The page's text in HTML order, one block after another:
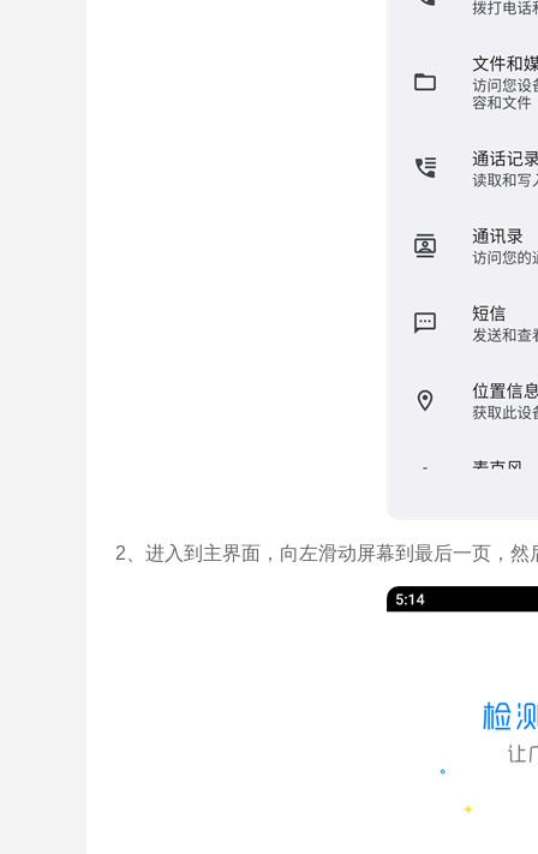
2、进入到主界面，向左滑动屏幕到最后一页，